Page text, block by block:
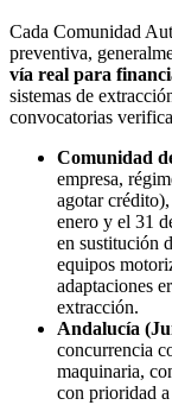
Cada Comunidad
preventiva,
vía real para
sistemas de
convocatorias
Comunidad
empresa,
agotar
enero y el 31
en sustitución
equipos
adaptaciones
extracción.
Andalucía
concurrencia
maquinaria,
con prioridad